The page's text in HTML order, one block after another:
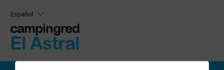
Español
campingred
El Astral